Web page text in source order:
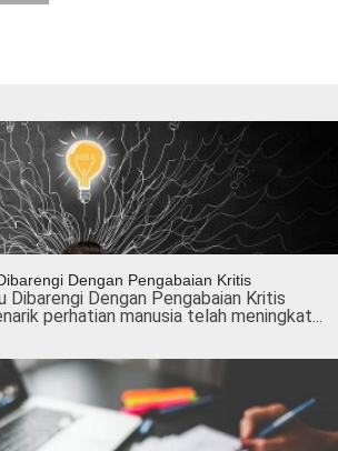
Dengan Pengabaian Kritis
Dibarengi Dengan Pengabaian Kritis
perhatian manusia telah meningkat...